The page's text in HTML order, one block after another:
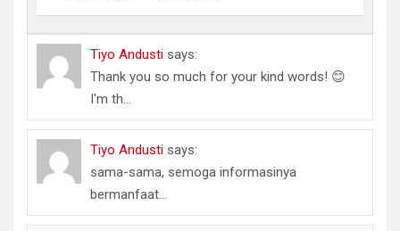
Tiyo Andusti says:
Thank you so much for your kind words! 😊
I'm th...
Tiyo Andusti says:
sama-sama, semoga informasinya
bermanfaat...